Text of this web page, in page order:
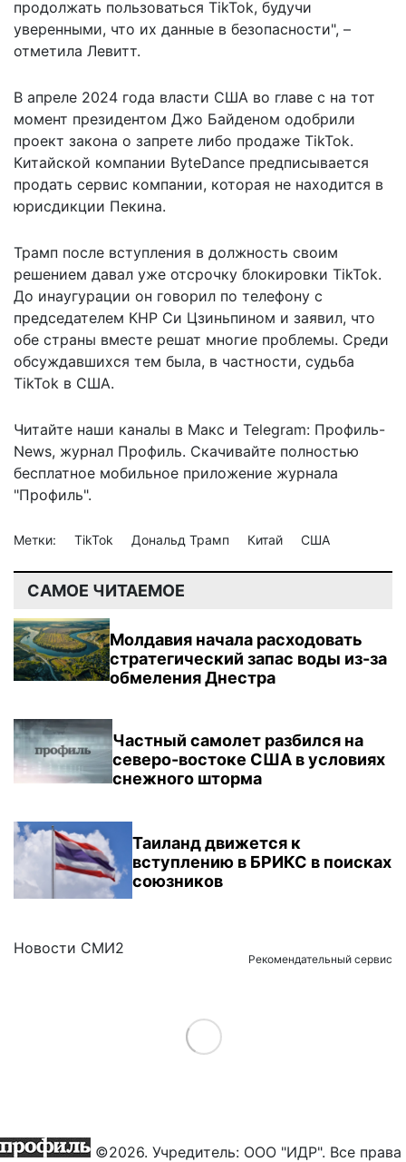
продолжать пользоваться TikTok, будучи
уверенными, что их данные в безопасности", –
отметила Левитт.
В апреле 2024 года власти США во главе с на тот
момент президентом Джо Байденом одобрили
проект закона о запрете либо продаже TikTok.
Китайской компании ByteDance предписывается
продать сервис компании, которая не находится в
юрисдикции Пекина.
Трамп после вступления в должность своим
решением давал уже отсрочку блокировки TikTok.
До инаугурации он говорил по телефону с
председателем КНР Си Цзиньпином и заявил, что
обе страны вместе решат многие проблемы. Среди
обсуждавшихся тем была, в частности, судьба
TikTok в США.
Читайте наши каналы в Макс и Telegram: Профиль-
News, журнал Профиль. Скачивайте полностью
бесплатное мобильное приложение журнала
"Профиль".
Метки: TikTok Дональд Трамп Китай США
САМОЕ ЧИТАЕМОЕ
Молдавия начала расходовать
стратегический запас воды из-за
обмеления Днестра
Частный самолет разбился на
северо-востоке США в условиях
снежного шторма
Таиланд движется к
вступлению в БРИКС в поисках
союзников
Новости СМИ2
Рекомендательный сервис
Load More
©2026. Учредитель: ООО "ИДР". Все права